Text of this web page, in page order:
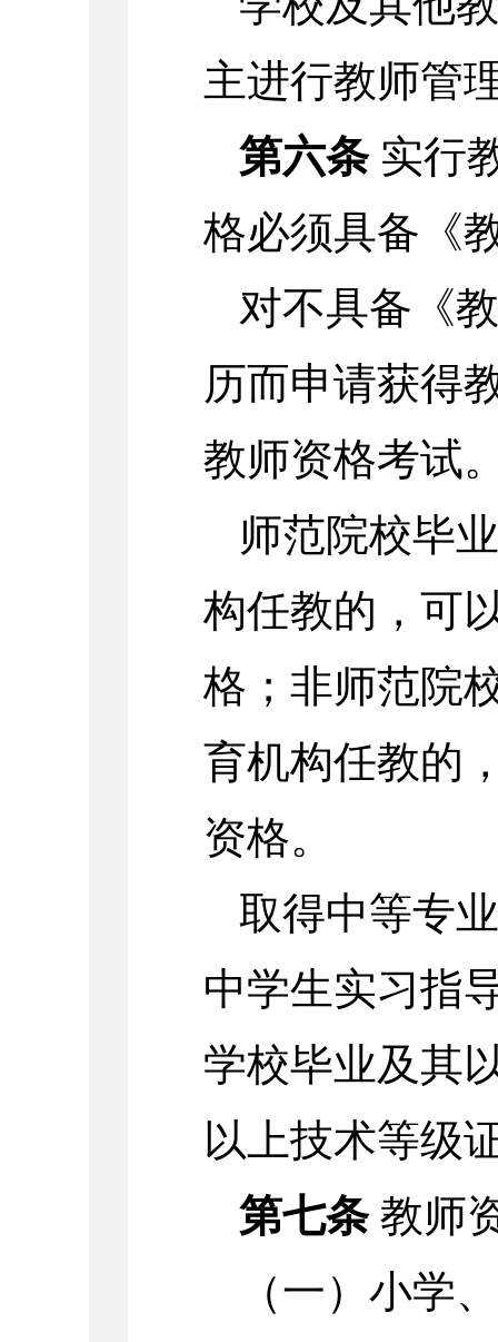
主进行教师管
第六条实行
格必须具备《
对不具备《
历而申请获得
教师资格考试
师范院校毕
构任教的，可
格；非师范院
育机构任教的
资格。
取得中等专
中学生实习指
学校毕业及其
以上技术等级
第七条教师
（一）小学